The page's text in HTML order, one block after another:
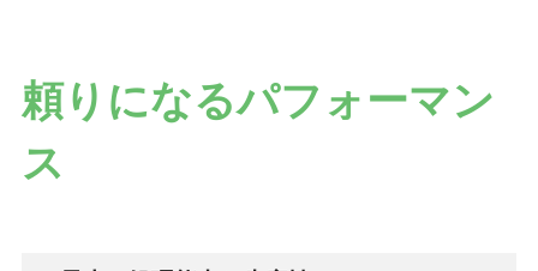
頼りになるパフォーマン
ス